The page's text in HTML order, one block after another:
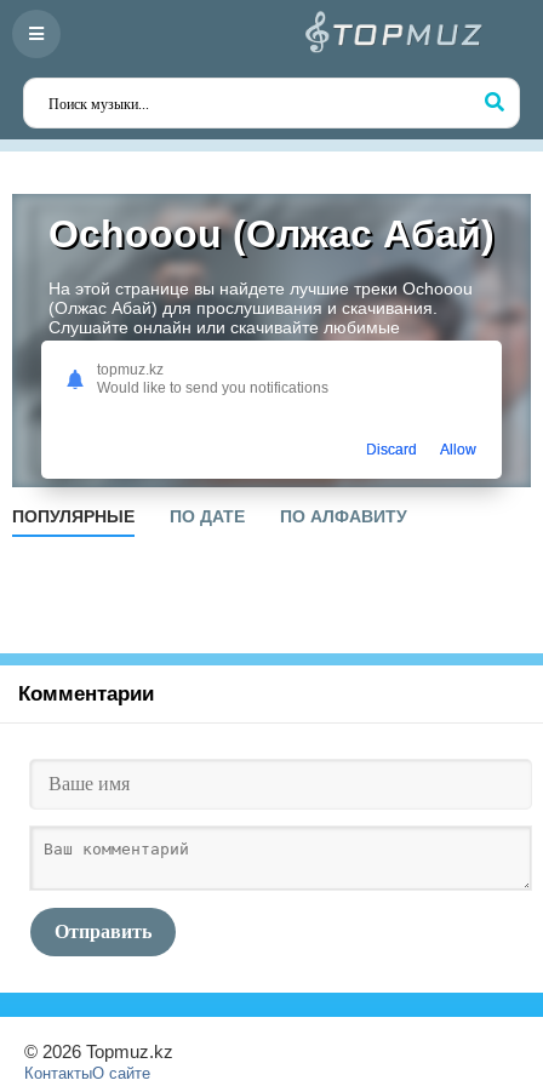
Ochooou (Олжас Абай)
На этой странице вы найдете лучшие треки Ochooou
(Олжас Абай) для прослушивания и скачивания.
Слушайте онлайн или скачивайте любимые
композиции в высоком качестве. Откройте для себя
творчество одного из самых перспективных артистов
Казахстана!
ПОПУЛЯРНЫЕ ПО ДАТЕ ПО АЛФАВИТУ
Комментарии
Отправить
© 2026 Topmuz.kz
КонтактыО сайте
topmuz.kz
Would like to send you notifications
Discard Allow